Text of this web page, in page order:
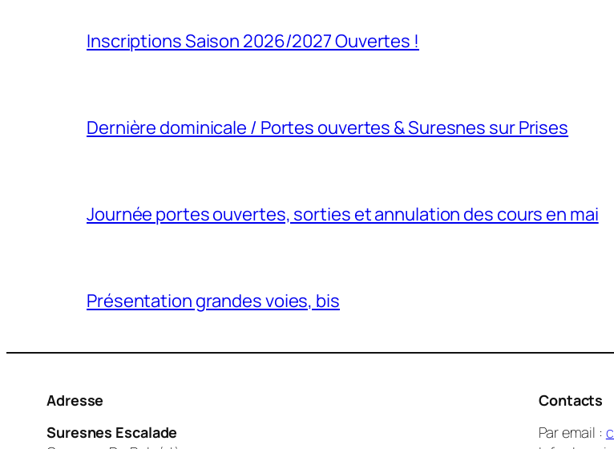
Inscriptions Saison 2026/2027 Ouvertes !
Dernière dominicale / Portes ouvertes & Suresnes sur Prises
Journée portes ouvertes, sorties et annulation des cours en mai
Présentation grandes voies, bis
Adresse
Suresnes Escalade
Contacts
Par email :